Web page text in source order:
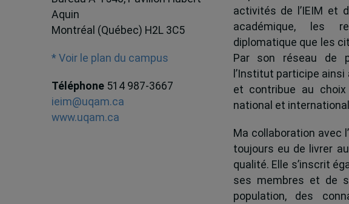
Aquin
Montréal (Québec) H2L 3C5
* Voir le plan du campus
Téléphone 514 987-3667
ieim@uqam.ca
www.uqam.ca
activités de l’IEIM et
académique, les
diplomatique que les
Par son réseau de
l’Institut participe
et contribue au choix
national et
Ma collaboration avec
toujours eu de livrer
qualité. Elle s’inscrit
ses membres et de
population, des